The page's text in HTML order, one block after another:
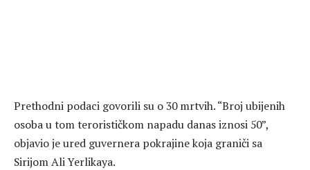
Prethodni podaci govorili su o 30 mrtvih. “Broj ubijenih
osoba u tom terorističkom napadu danas iznosi 50”,
objavio je ured guvernera pokrajine koja graniči sa
Sirijom Ali Yerlikaya.